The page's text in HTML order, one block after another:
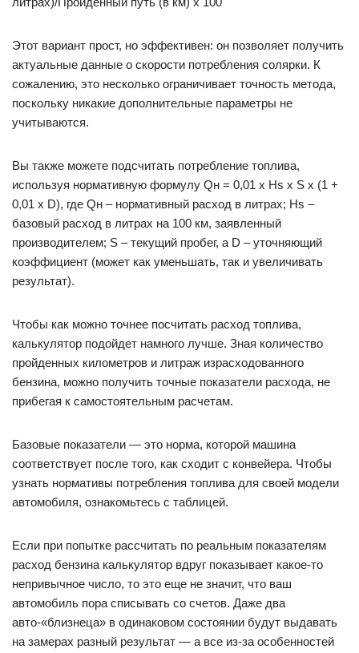
Этот вариант прост, но эффективен: он позволяет получить
актуальные данные о скорости потребления солярки. К
сожалению, это несколько ограничивает точность метода,
поскольку никакие дополнительные параметры не
учитываются.
Вы также можете подсчитать потребление топлива,
используя нормативную формулу Qн = 0,01 х Hs х S х (1 +
0,01 х D), где Qн – нормативный расход в литрах; Hs –
базовый расход в литрах на 100 км, заявленный
производителем; S – текущий пробег, а D – уточняющий
коэффициент (может как уменьшать, так и увеличивать
результат).
Чтобы как можно точнее посчитать расход топлива,
калькулятор подойдет намного лучше. Зная количество
пройденных километров и литраж израсходованного
бензина, можно получить точные показатели расхода, не
прибегая к самостоятельным расчетам.
Базовые показатели — это норма, которой машина
соответствует после того, как сходит с конвейера. Чтобы
узнать нормативы потребления топлива для своей модели
автомобиля, ознакомьтесь с таблицей.
Если при попытке рассчитать по реальным показателям
расход бензина калькулятор вдруг показывает какое-то
непривычное число, то это еще не значит, что ваш
автомобиль пора списывать со счетов. Даже два
авто-«близнеца» в одинаковом состоянии будут выдавать
на замерах разный результат — а все из-за особенностей